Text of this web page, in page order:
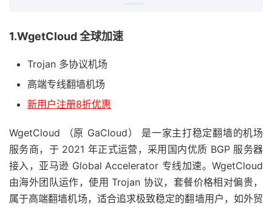
1.WgetCloud 全球加速
Trojan 多协议机场
高端专线翻墙机场
新用户注册8折优惠
WgetCloud （原 GaCloud） 是一家主打稳定翻墙的机场
服务商，于 2021 年正式运营，采用国内优质 BGP 服务器
接入，亚马逊 Global Accelerator 专线加速。WgetCloud
由海外团队运作，使用 Trojan 协议，套餐价格相对偏贵，
属于高端翻墙机场，适合追求极致稳定的翻墙用户，如外贸